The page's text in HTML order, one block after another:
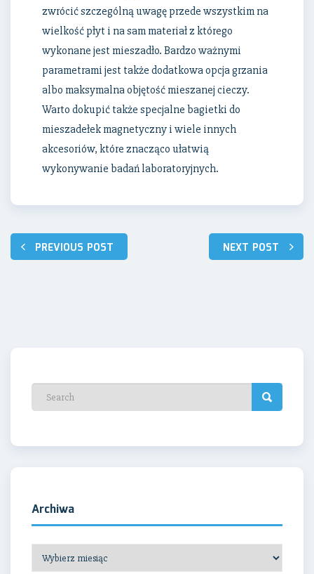
zwrócić szczególną uwagę przede wszystkim na
wielkość płyt i na sam materiał z którego
wykonane jest mieszadło. Bardzo ważnymi
parametrami jest także dodatkowa opcja grzania
albo maksymalna objętość mieszanej cieczy.
Warto dokupić także specjalne bagietki do
mieszadełek magnetyczny i wiele innych
akcesoriów, które znacząco ułatwią
wykonywanie badań laboratoryjnych.
Nawigacja
wpisu
PREVIOUS POST NEXT POST
Archiwa
Archiwa